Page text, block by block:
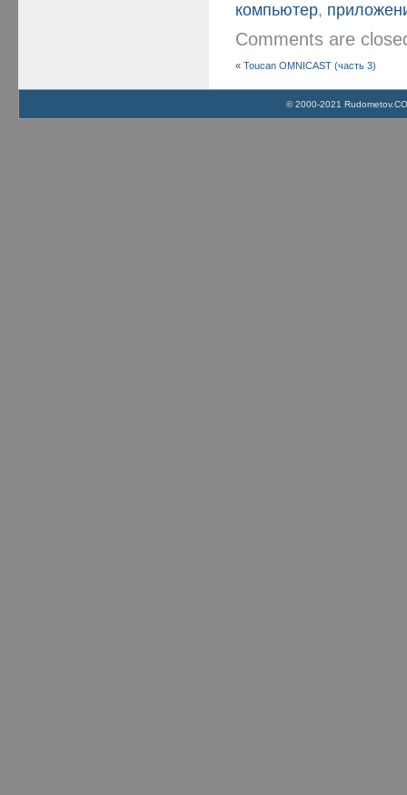
компьютер,
Comments are
«Toucan OMNICAST (часть 3)
© 2000-2021